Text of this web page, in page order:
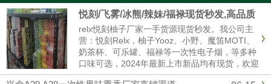
悦刻/飞雾/冰熊/辣妹/福禄现货秒发,高品质
电子烟厂家拿货 售后无忧
relx悦刻柚子厂家一手货源现货秒发。我公司主
营：悦刻Relx，柚子Yooz、小野、魔笛MOTI、
奶茶杯、可乐罐、福禄等一次性电子烟，等多种
口味可选，2024年最新上市新品均有现货，欢迎
咨询我们报价。品牌电子烟代理拿货批发，悦刻